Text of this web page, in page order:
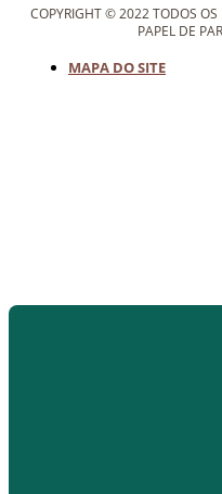
COPYRIGHT © 2022 TODOS OS
PAPEL DE
MAPA DO SITE